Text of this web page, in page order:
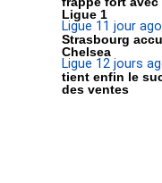
Ligue 1
Ligue 1 1 jour ago
Strasbourg
Chelsea
Ligue 12 jours
tient enfin le
des ventes